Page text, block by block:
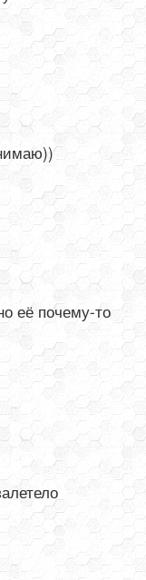
её почему-то